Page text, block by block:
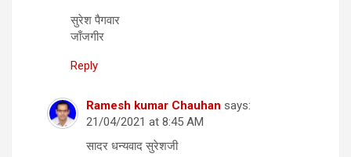
सुरेश पैगवार
जाँजगीर
Reply
Ramesh kumar Chauhan says:
21/04/2021 at 8:45 AM
सादर धन्‍यवाद सुरेशजी